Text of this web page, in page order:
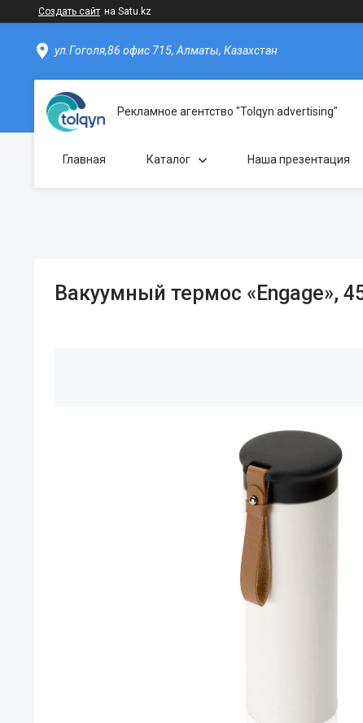
Создать сайт на Satu.kz
ул.Гоголя,86 офис 715, Алматы, Казахстан
Рекламное агентство "Tolqyn advertising"
Главная Каталог Наша презентация
Вакуумный термос «Engage»,